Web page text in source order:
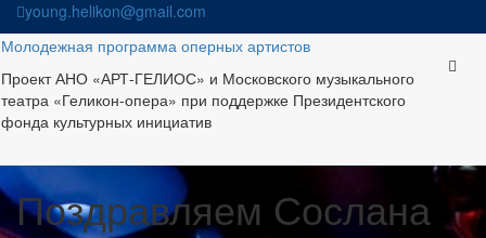
Skip
to
content
young.helikon@gmail.com
Молодежная программа оперных артистов
Проект АНО «АРТ-ГЕЛИОС» и Московского музыкального
театра «Геликон-опера» при поддержке Президентского
фонда культурных инициатив
Поздравляем Сослана